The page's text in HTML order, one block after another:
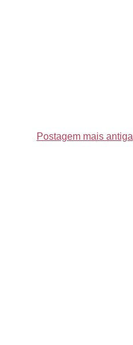
Postagem mais antiga